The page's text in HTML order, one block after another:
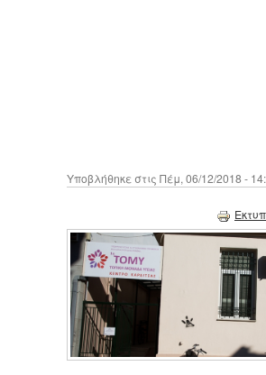
Υποβλήθηκε στις Πέμ, 06/12/2018 -